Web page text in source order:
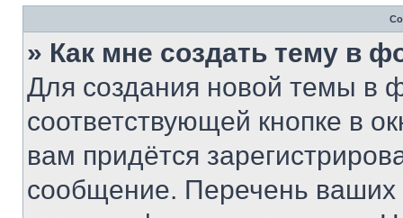
» Как мне создать тему в
Для создания новой темы в
соответствующей кнопке в
вам придётся
сообщение. Перечень ваших